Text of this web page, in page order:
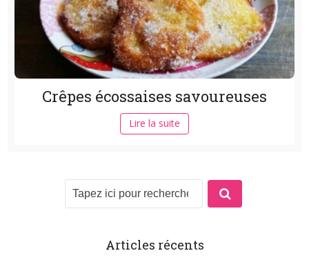
Crêpes écossaises savoureuses
Lire la suite
Articles récents